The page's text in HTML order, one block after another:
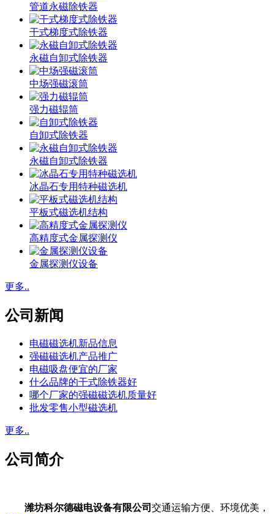
管道永磁除铁器
干式梯度式除铁器
永磁自卸式除铁器
中场强磁滚筒
强力磁辊筒
自卸式除铁器
永磁自卸式除铁器
冰晶石专用特种磁选机
平板式磁选机结构
高精度式金属探测仪
金属探测仪设备
更多..
公司新闻
电磁磁选机新品信息
强磁磁选机产品推广
电磁吸盘便宜的厂家
什么品牌的干式除铁器好
哪个厂家的强磁磁选机质量好
批发零售小型磁选机
更多..
公司简介
潍坊科尔德磁电设备有限公司 交通运输方便、环境优美，